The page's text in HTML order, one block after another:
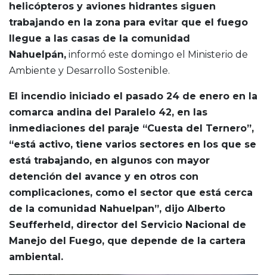
helicópteros y aviones hidrantes siguen
trabajando en la zona para evitar que el fuego
llegue a las casas de la comunidad
Nahuelpán, informó este domingo el Ministerio de
Ambiente y Desarrollo Sostenible.
El incendio iniciado el pasado 24 de enero en la
comarca andina del Paralelo 42, en las
inmediaciones del paraje “Cuesta del Ternero”,
“está activo, tiene varios sectores en los que se
está trabajando, en algunos con mayor
detención del avance y en otros con
complicaciones, como el sector que está cerca
de la comunidad Nahuelpan”, dijo Alberto
Seufferheld, director del Servicio Nacional de
Manejo del Fuego, que depende de la cartera
ambiental.